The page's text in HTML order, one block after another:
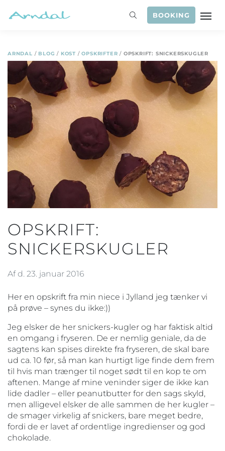
BOOKING
ARNDAL / BLOG / KOST /OPSKRIFTER / OPSKRIFT: SNICKERSKUGLER
OPSKRIFT:
SNICKERSKUGLER
Af d. 23. januar 2016
Her en opskrift fra min niece i Jylland jeg tænker vi
på prøve – synes du ikke:))
Jeg elsker de her snickers-kugler og har faktisk altid
en omgang i fryseren. De er nemlig geniale, da de
sagtens kan spises direkte fra fryseren, de skal bare
ud ca. 10 før, så man kan hurtigt lige finde dem frem
til hvis man trænger til noget sødt til en kop te om
aftenen. Mange af mine veninder siger de ikke kan
lide dadler – eller peanutbutter for den sags skyld,
men alligevel elsker de alle sammen de her kugler –
de smager virkelig af snickers, bare meget bedre,
fordi de er lavet af ordentlige ingredienser og god
chokolade.